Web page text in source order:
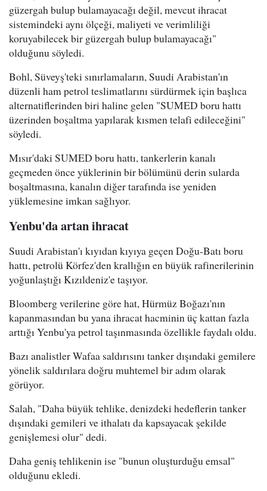
güzergah bulup bulamayacağı değil, mevcut ihracat
sistemindeki aynı ölçeği, maliyeti ve verimliliği
koruyabilecek bir güzergah bulup bulamayacağı"
olduğunu söyledi.
Bohl, Süveyş'teki sınırlamaların, Suudi Arabistan'ın
düzenli ham petrol teslimatlarını sürdürmek için başlıca
alternatiflerinden biri haline gelen "SUMED boru hattı
üzerinden boşaltma yapılarak kısmen telafi edileceğini"
söyledi.
Mısır'daki SUMED boru hattı, tankerlerin kanalı
geçmeden önce yüklerinin bir bölümünü derin sularda
boşaltmasına, kanalın diğer tarafında ise yeniden
yüklemesine imkan sağlıyor.
Yenbu'da artan ihracat
Suudi Arabistan'ı kıyıdan kıyıya geçen Doğu-Batı boru
hattı, petrolü Körfez'den krallığın en büyük rafinerilerinin
yoğunlaştığı Kızıldeniz'e taşıyor.
Bloomberg verilerine göre hat, Hürmüz Boğazı'nın
kapanmasından bu yana ihracat hacminin üç kattan fazla
arttığı Yenbu'ya petrol taşınmasında özellikle faydalı oldu.
Bazı analistler Wafaa saldırısını tanker dışındaki gemilere
yönelik saldırılara doğru muhtemel bir adım olarak
görüyor.
Salah, "Daha büyük tehlike, denizdeki hedeflerin tanker
dışındaki gemileri ve ithalatı da kapsayacak şekilde
genişlemesi olur" dedi.
Daha geniş tehlikenin ise "bunun oluşturduğu emsal"
olduğunu ekledi.